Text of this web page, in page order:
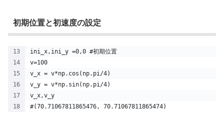
初期位置と初速度の設定
ini_x,ini_y =0,0 #初期位置
v=100
v_x = v*np.cos(np.pi/4)
v_y = v*np.sin(np.pi/4)
v_x,v_y
#(70.71067811865476, 70.71067811865474)